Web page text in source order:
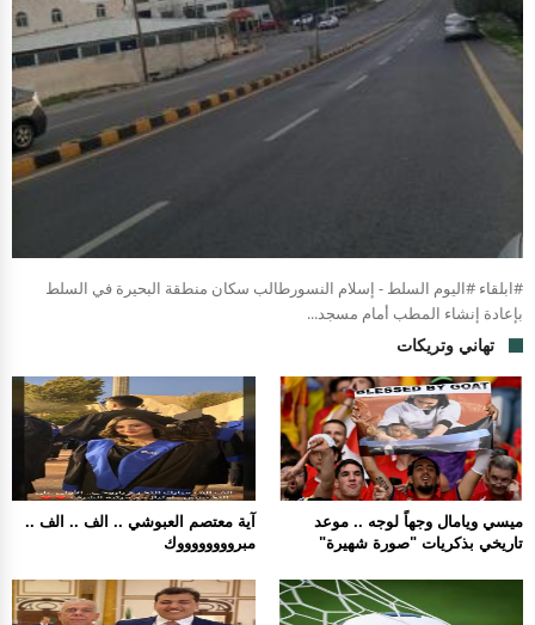
#ابلقاء #اليوم السلط - إسلام النسورطالب سكان منطقة البحيرة في السلط
بإعادة إنشاء المطب أمام مسجد...
تهاني وتريكات
آية معتصم العبوشي .. الف .. الف ..
مبرووووووووك
ميسي ويامال وجهاً لوجه .. موعد
تاريخي بذكريات "صورة شهيرة"